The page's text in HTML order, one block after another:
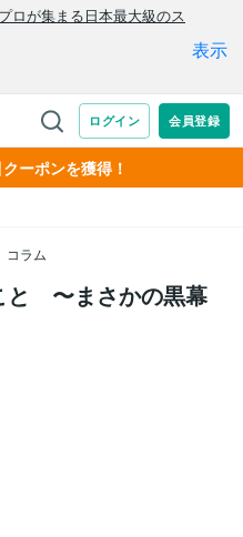
ーポンを獲得！
コラム
と 〜まさかの黒幕